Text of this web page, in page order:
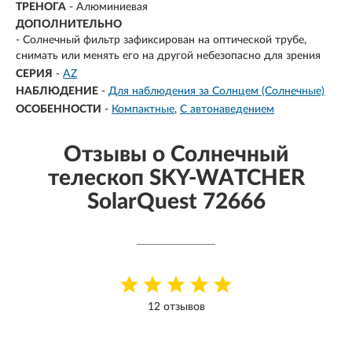
ТРЕНОГА - Алюминиевая
ДОПОЛНИТЕЛЬНО
- Солнечный фильтр зафиксирован на оптической трубе,
снимать или менять его на другой небезопасно для зрения
СЕРИЯ - AZ
НАБЛЮДЕНИЕ - Для наблюдения за Солнцем (Солнечные)
ОСОБЕННОСТИ - Компактные С автонаведением
Отзывы о Солнечный
телескоп SKY-WATCHER
SolarQuest 72666
12 отзывов